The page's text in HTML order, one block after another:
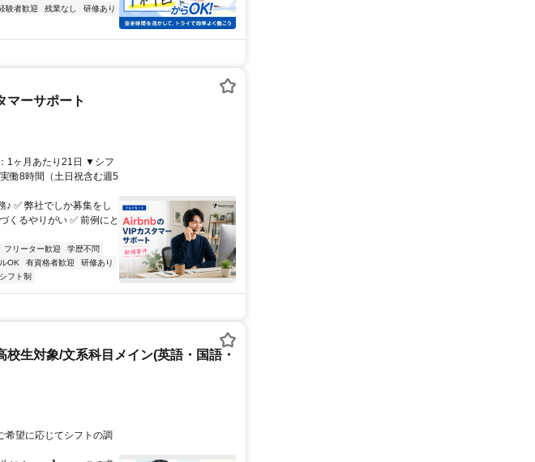
験者歓迎 残業なし
研修あり
ーサポート
1ヶ月あたり21日 ▼シフ
働8時間（土日祝含む週5
✅ 弊社でしか募集をし
くるやりがい ✅ 前例にと
フリーター歓迎
学歴不問
OK 有資格者歓迎
研修あり
シフト制
校生対象/文系科目メイン(英語・国語・
希望に応じてシフトの調